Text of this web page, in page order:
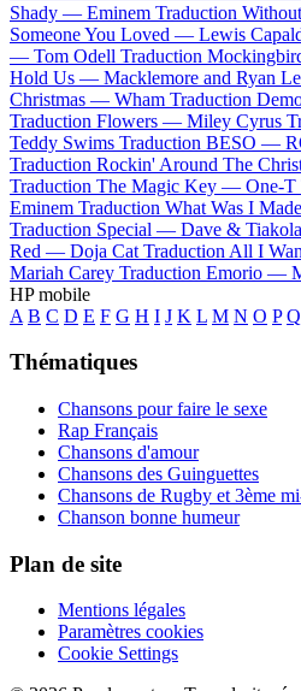
Shady — Eminem Traduction
Someone You Loved — Lewis
— Tom Odell Traduction
Hold Us — Macklemore and Ryan
Christmas — Wham Traduction
Traduction Flowers — Miley Cyrus
Teddy Swims Traduction BESO —
Traduction Rockin' Around The
Traduction The Magic Key — One-T
Eminem Traduction What Was I
Traduction Special — Dave & Tiakola
Red — Doja Cat Traduction All I
Mariah Carey Traduction Emorio —
HP mobile
A B C D E F G H I J K L M N O P Q
Thématiques
Chansons pour faire le sexe
Rap Français
Chansons d'amour
Chansons des Guinguettes
Chansons de Rugby et 3ème
Chanson bonne humeur
Plan de site
Mentions légales
Paramètres cookies
Cookie Settings